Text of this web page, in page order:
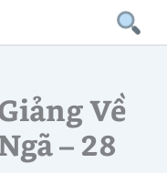
Về
– 28